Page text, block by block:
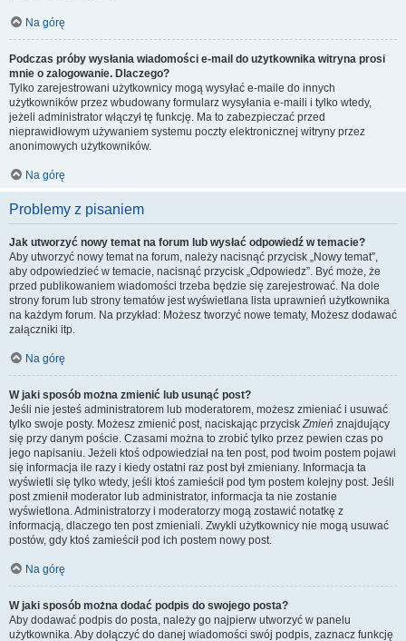
Na górę
Podczas próby wysłania wiadomości e-mail do użytkownika witryna prosi
mnie o zalogowanie. Dlaczego?
Tylko zarejestrowani użytkownicy mogą wysyłać e-maile do innych
użytkowników przez wbudowany formularz wysyłania e-maili i tylko wtedy,
jeżeli administrator włączył tę funkcję. Ma to zabezpieczać przed
nieprawidłowym używaniem systemu poczty elektronicznej witryny przez
anonimowych użytkowników.
Na górę
Problemy z pisaniem
Jak utworzyć nowy temat na forum lub wysłać odpowiedź w temacie?
Aby utworzyć nowy temat na forum, należy nacisnąć przycisk „Nowy temat”,
aby odpowiedzieć w temacie, nacisnąć przycisk „Odpowiedz”. Być może, że
przed publikowaniem wiadomości trzeba będzie się zarejestrować. Na dole
strony forum lub strony tematów jest wyświetlana lista uprawnień użytkownika
na każdym forum. Na przykład: Możesz tworzyć nowe tematy, Możesz dodawać
załączniki itp.
Na górę
W jaki sposób można zmienić lub usunąć post?
Jeśli nie jesteś administratorem lub moderatorem, możesz zmieniać i usuwać
tylko swoje posty. Możesz zmienić post, naciskając przyciskZmień znajdujący
się przy danym poście. Czasami można to zrobić tylko przez pewien czas po
jego napisaniu. Jeżeli ktoś odpowiedział na ten post, pod twoim postem pojawi
się informacja ile razy i kiedy ostatni raz post był zmieniany. Informacja ta
wyświetli się tylko wtedy, jeśli ktoś zamieścił pod tym postem kolejny post. Jeśli
post zmienił moderator lub administrator, informacja ta nie zostanie
wyświetlona. Administratorzy i moderatorzy mogą zostawić notatkę z
informacją, dlaczego ten post zmieniali. Zwykli użytkownicy nie mogą usuwać
postów, gdy ktoś zamieścił pod ich postem nowy post.
Na górę
W jaki sposób można dodać podpis do swojego posta?
Aby dodawać podpis do posta, należy go najpierw utworzyć w panelu
użytkownika. Aby dołączyć do danej wiadomości swój podpis, zaznacz funkcję